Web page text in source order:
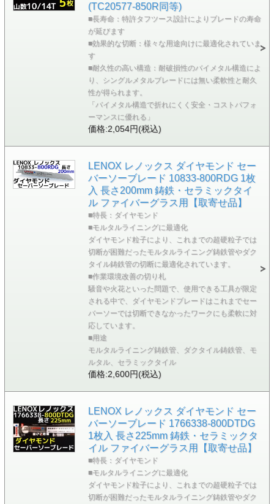
(TC20577-850R同等)
■長寿命：特許タフツース設計によりブレードの寿命
が延びます
■効果的な切断：様々な用途向けに最適化されていま
す
■耐久性の高い構造：耐破損性のバイメタル構造によ
り、シングルメタルブレードには無い柔軟性と耐久
性が得られます。
「バイメタル構造で折れにくく安全・コストパフォ
ーマンスに優れる」
価格:2,054円(税込)
LENOX レノックス ダイヤモンド セー
バーソーブレード 10833-800RDG 1枚
入 長さ200mm 鋳鉄・セラミックタイ
ル ファイバーグラス用【取寄せ品】
■特長：ダイヤモンド
■モルタルライニングに最適化
ダイヤモンド粒子により、これまでの超硬粒子では
切断が困難だったモルタルライニング鋳鉄管やダク
タイル鋳鉄管の切断に最適化されています。
■作業環境改善の切り札
騒音や火花といった問題で、使用できる工具が限定
される中で、ダイヤモンドブレードはこれまでセー
バーソーでは切断できなかったワークにも柔軟に対
応しています。
■用途
モルタルライニング鋳鉄管、ダクタイル鋳鉄管、モ
ルタル、セラミックタイル
価格:2,600円(税込)
LENOX レノックス ダイヤモンド セー
バーソーブレード 1766338-800DTDG
1枚入 長さ225mm 鋳鉄・セラミックタ
イル ファイバーグラス用【取寄せ品】
■特長：ダイヤモンド
■モルタルライニングに最適化
ダイヤモンド粒子により、これまでの超硬粒子では
切断が困難だったモルタルライニング鋳鉄管やダク